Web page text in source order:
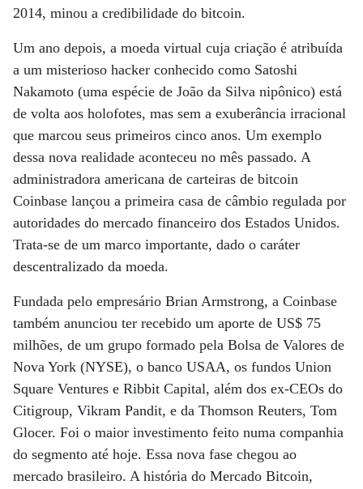
2014, minou a credibilidade do bitcoin.
Um ano depois, a moeda virtual cuja criação é atribuída
a um misterioso hacker conhecido como Satoshi
Nakamoto (uma espécie de João da Silva nipônico) está
de volta aos holofotes, mas sem a exuberância irracional
que marcou seus primeiros cinco anos. Um exemplo
dessa nova realidade aconteceu no mês passado. A
administradora americana de carteiras de bitcoin
Coinbase lançou a primeira casa de câmbio regulada por
autoridades do mercado financeiro dos Estados Unidos.
Trata-se de um marco importante, dado o caráter
descentralizado da moeda.
Fundada pelo empresário Brian Armstrong, a Coinbase
também anunciou ter recebido um aporte de US$ 75
milhões, de um grupo formado pela Bolsa de Valores de
Nova York (NYSE), o banco USAA, os fundos Union
Square Ventures e Ribbit Capital, além dos ex-CEOs do
Citigroup, Vikram Pandit, e da Thomson Reuters, Tom
Glocer. Foi o maior investimento feito numa companhia
do segmento até hoje. Essa nova fase chegou ao
mercado brasileiro. A história do Mercado Bitcoin,